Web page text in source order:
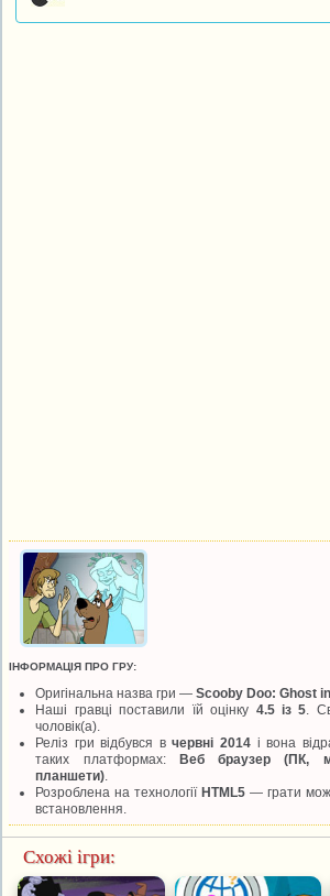
ІНФОРМАЦІЯ ПРО ГРУ:
Оригінальна назва гри —Scooby Doo: Ghost
Наші гравці поставили їй оцінку 4.5 із 5 .
чоловік(а).
Реліз гри відбувся вчервні 2014і вона
таких платформах: Веб браузер (ПК,
планшети)
Розроблена на технології HTML5— грати
встановлення.
Схожі ігри: